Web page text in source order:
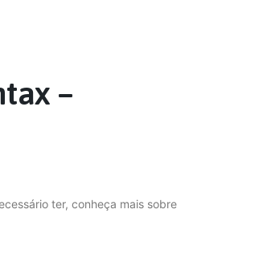
–
ter, conheça mais sobre